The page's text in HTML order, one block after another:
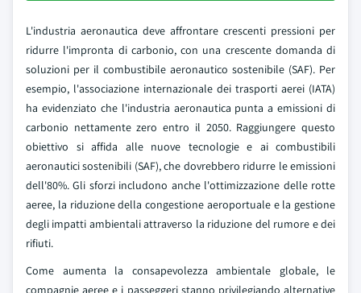
L'industria aeronautica deve affrontare crescenti pressioni per
ridurre l'impronta di carbonio, con una crescente domanda di
soluzioni per il combustibile aeronautico sostenibile (SAF). Per
esempio, l'associazione internazionale dei trasporti aerei (IATA)
ha evidenziato che l'industria aeronautica punta a emissioni di
carbonio nettamente zero entro il 2050. Raggiungere questo
obiettivo si affida alle nuove tecnologie e ai combustibili
aeronautici sostenibili (SAF), che dovrebbero ridurre le emissioni
dell'80%. Gli sforzi includono anche l'ottimizzazione delle rotte
aeree, la riduzione della congestione aeroportuale e la gestione
degli impatti ambientali attraverso la riduzione del rumore e dei
rifiuti.
Come aumenta la consapevolezza ambientale globale, le
compagnie aeree e i passeggeri stanno privilegiando alternative